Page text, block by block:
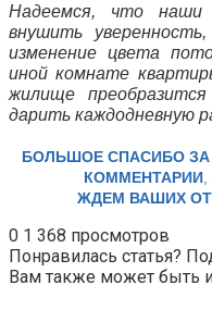
Надеемся, что наши
внушить
изменение цвета
иной комнате
жилище
дарить каждодневную
БОЛЬШОЕ СПАСИБО
КОММЕНТАРИИ,
ЖДЕМ ВАШИХ
0 1 368 просмотров
Понравилась статья?
Вам также может быть